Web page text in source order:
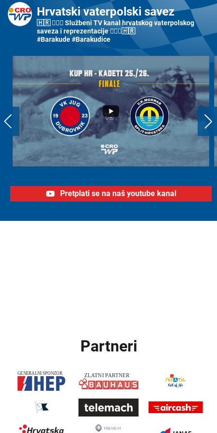
Hrvatski vaterpolski savez
🇭🇷 🤽🏼‍♂️ Službeni TV kanal hrvatskog vaterpolskog
saveza i reprezentacije 🤽🏼‍♀️🇭🇷
#Barakude #Barakudice
Pretplati se na naš youtube kanal
Partneri